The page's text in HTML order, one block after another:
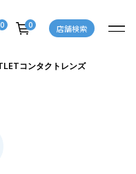
0 0 店舗検索
コンタクトレンズ